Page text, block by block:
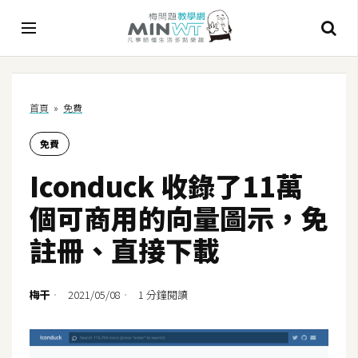
I
A
工
具
C
h
t
P
T
首頁 » 免費
免費
Iconduck 收錄了11萬
個可商用的向量圖示，免
註冊、直接下載
梅干 2021/05/08 1 分鐘閱讀